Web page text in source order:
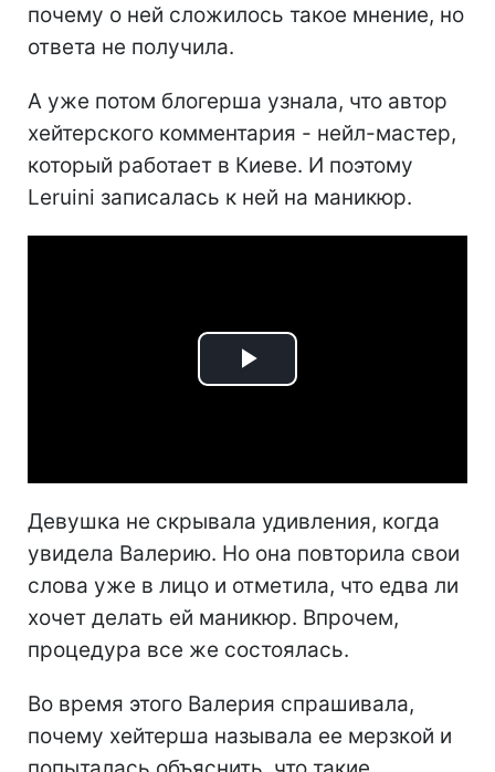
почему о ней сложилось такое мнение, но
ответа не получила.
А уже потом блогерша узнала, что автор
хейтерского комментария - нейл-мастер,
который работает в Киеве. И поэтому
Leruini записалась к ней на маникюр.
Play
Девушка не скрывала удивления, когда
увидела Валерию. Но она повторила свои
слова уже в лицо и отметила, что едва ли
хочет делать ей маникюр. Впрочем,
процедура все же состоялась.
Во время этого Валерия спрашивала,
почему хейтерша называла ее мерзкой и